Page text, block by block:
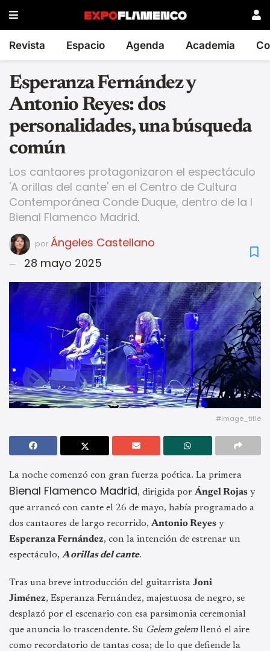
Revista Espacio Agenda Academia
Esperanza Fernández y
Antonio Reyes: dos
personalidades, una búsqueda
común
Los cantaores protagonizaron el espectáculo
'A orillas del cante' en el Centro de Cultura
Contemporánea Conde Duque, dentro de la I
Bienal Flamenco Madrid.
porÁngeles Castellano
28 mayo 2025
#image_title
La noche comenzó con gran fuerza poética. La primera
Bienal Flamenco Madrid, dirigida por Ángel Rojas y
que arrancó con cante el 26 de mayo, había programado a
dos cantaores de largo recorrido, Antonio Reyes y
Esperanza Fernández, con la intención de estrenar un
espectáculo, A orillas del cante.
Tras una breve introducción del guitarrista Joni
Jiménez, Esperanza Fernández, majestuosa de negro, se
desplazó por el escenario con esa parsimonia ceremonial
que anuncia lo trascendente. Su Gelem gelemllenó el aire
como recordatorio de tantas cosa; de lo que defiende la